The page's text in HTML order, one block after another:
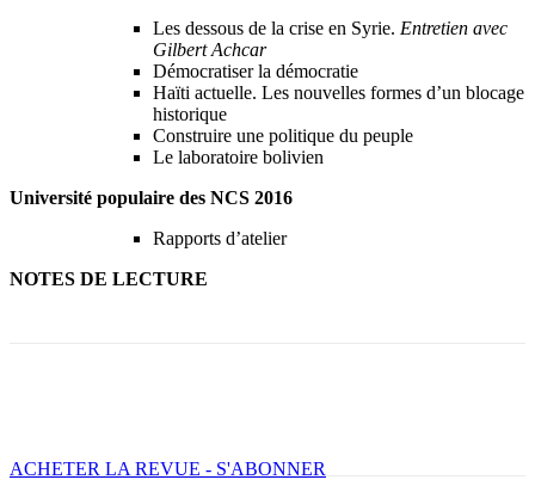
Les dessous de la crise en Syrie. Entretien avec
Gilbert Achcar
Démocratiser la démocratie
Haïti actuelle. Les nouvelles formes d’un blocage
historique
Construire une politique du peuple
Le laboratoire bolivien
Université populaire des NCS 2016
Rapports d’atelier
NOTES DE LECTURE
ACHETER LA REVUE - S'ABONNER